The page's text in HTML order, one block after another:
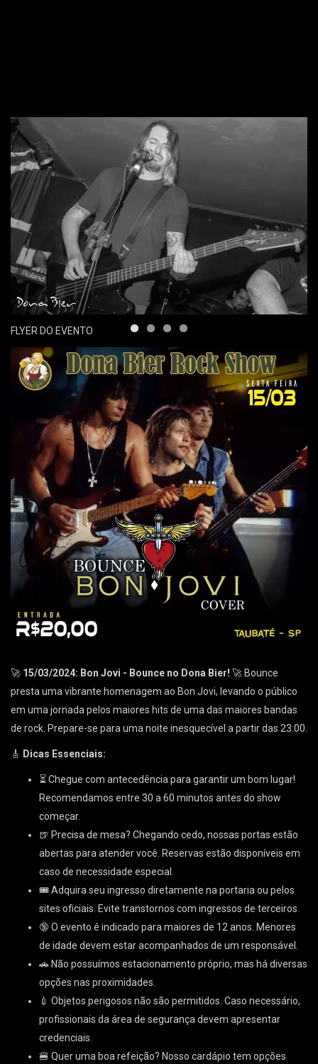
FLYER DO EVENTO
🚀 15/03/2024: Bon Jovi - Bounce no Dona Bier! 🚀 Bounce
presta uma vibrante homenagem ao Bon Jovi, levando o público
em uma jornada pelos maiores hits de uma das maiores bandas
de rock. Prepare-se para uma noite inesquecível a partir das 23:00.
🎸 Dicas Essenciais:
⏳ Chegue com antecedência para garantir um bom lugar!
Recomendamos entre 30 a 60 minutos antes do show
começar.
🍺 Precisa de mesa? Chegando cedo, nossas portas estão
abertas para atender você. Reservas estão disponíveis em
caso de necessidade especial.
🎟 Adquira seu ingresso diretamente na portaria ou pelos
sites oficiais. Evite transtornos com ingressos de terceiros.
🔞 O evento é indicado para maiores de 12 anos. Menores
de idade devem estar acompanhados de um responsável.
🚗 Não possuímos estacionamento próprio, mas há diversas
opções nas proximidades.
💉 Objetos perigosos não são permitidos. Caso necessário,
profissionais da área de segurança devem apresentar
credenciais.
🍔 Quer uma boa refeição? Nosso cardápio tem opções